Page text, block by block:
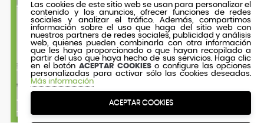
Las cookies de este sitio web se usan para personalizar el
contenido y los anuncios, ofrecer funciones de redes
sociales y analizar el tráfico. Además, compartimos
información sobre el uso que haga del sitio web con
nuestros partners de redes sociales, publicidad y análisis
web, quienes pueden combinarla con otra información
que les haya proporcionado o que hayan recopilado a
partir del uso que haya hecho de sus servicios. Haga clic
en el botónACEPTAR COOKIESo configure las opciones
personalizadas para activar sólo las cookies deseadas.
Más información
ACEPTAR COOKIES